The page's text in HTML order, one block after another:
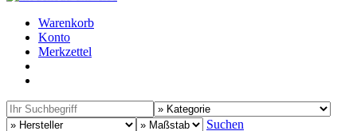
Warenkorb
Konto
Merkzettel
Suchen